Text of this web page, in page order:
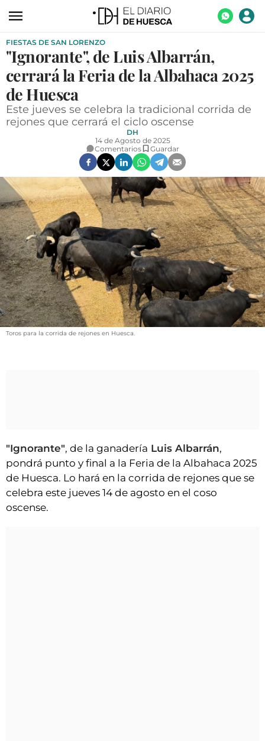
ACTUALIDAD
ECONOMÍA
TECNOLOGÍA
TURISMO
CULTURA
SOCIEDAD
OPINIÓN
GALERÍAS
VÍDEOS
CONTACTAR
FIESTAS EN EL ALTO ARAGÓN
FIESTAS DE SAN LORENZO
CLUB DEL AMIGO MILITANTE
INICIAR SESIÓN
FIESTAS DE SAN LORENZO
"Ignorante", de Luis Albarrán,
cerrará la Feria de la Albahaca 2025
de Huesca
Este jueves se celebra la tradicional corrida de
rejones que cerrará el ciclo oscense
DH
14 de Agosto de 2025
Comentarios
Guardar
Toros para la corrida de rejones en Huesca.
"Ignorante", de la ganadería Luis Albarrán,
pondrá punto y final a la Feria de la Albahaca 2025
de Huesca. Lo hará en la corrida de rejones que se
celebra este jueves 14 de agosto en el coso
oscense.